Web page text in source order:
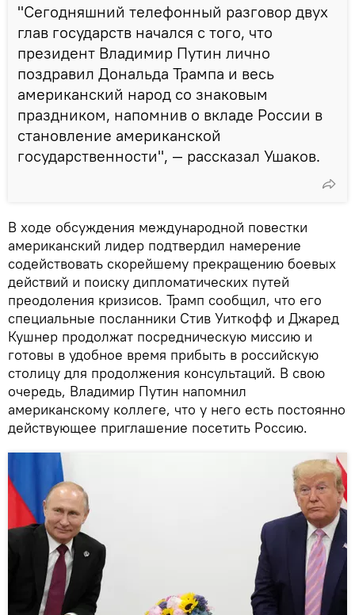
"Сегодняшний телефонный разговор двух
глав государств начался с того, что
президент Владимир Путин лично
поздравил Дональда Трампа и весь
американский народ со знаковым
праздником, напомнив о вкладе России в
становление американской
государственности", — рассказал Ушаков.
В ходе обсуждения международной повестки
американский лидер подтвердил намерение
содействовать скорейшему прекращению боевых
действий и поиску дипломатических путей
преодоления кризисов. Трамп сообщил, что его
специальные посланники Стив Уиткофф и Джаред
Кушнер продолжат посредническую миссию и
готовы в удобное время прибыть в российскую
столицу для продолжения консультаций. В свою
очередь, Владимир Путин напомнил
американскому коллеге, что у него есть постоянно
действующее приглашение посетить Россию.